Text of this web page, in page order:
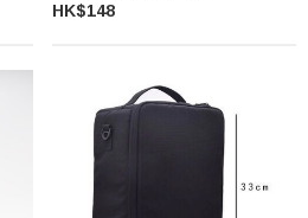
HK$148